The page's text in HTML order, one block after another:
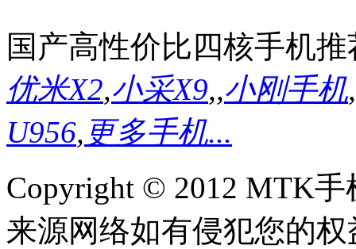
国产高性价比四核手机推
优米X2,小采X9,,小刚手机,
U956, 更多手机...
Copyright © 2012 MTK
来源网络如有侵犯您的